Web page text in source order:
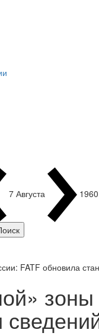
7 Августа
FATF обновила